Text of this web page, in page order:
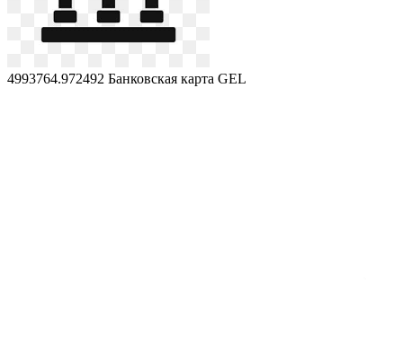
4993764.972492 Банковская карта GEL